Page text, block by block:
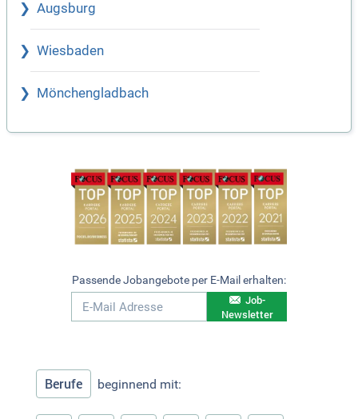
Augsburg
Wiesbaden
Mönchengladbach
Passende Jobangebote per E-Mail erhalten:
Job-
Newsletter
Berufe beginnend mit: